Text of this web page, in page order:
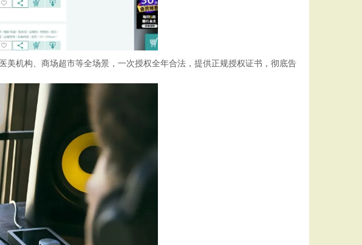
机构、商场超市等全场景，一次授权全年合法，提供正规授权证书，彻底告